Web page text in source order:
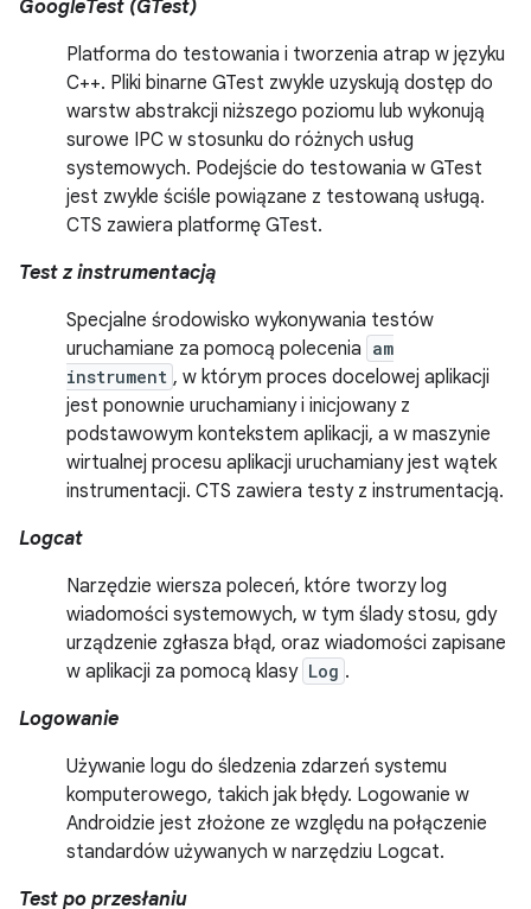
GoogleTest (GTest)
Platforma do testowania i tworzenia atrap w języku
C++. Pliki binarne GTest zwykle uzyskują dostęp do
warstw abstrakcji niższego poziomu lub wykonują
surowe IPC w stosunku do różnych usług
systemowych. Podejście do testowania w GTest
jest zwykle ściśle powiązane z testowaną usługą.
CTS zawiera platformę GTest.
Test z instrumentacją
Specjalne środowisko wykonywania testów
uruchamiane za pomocą polecenia am
instrument , w którym proces docelowej aplikacji
jest ponownie uruchamiany i inicjowany z
podstawowym kontekstem aplikacji, a w maszynie
wirtualnej procesu aplikacji uruchamiany jest wątek
instrumentacji. CTS zawiera testy z instrumentacją.
Logcat
Narzędzie wiersza poleceń, które tworzy log
wiadomości systemowych, w tym ślady stosu, gdy
urządzenie zgłasza błąd, oraz wiadomości zapisane
w aplikacji za pomocą klasy Log .
Logowanie
Używanie logu do śledzenia zdarzeń systemu
komputerowego, takich jak błędy. Logowanie w
Androidzie jest złożone ze względu na połączenie
standardów używanych w narzędziu Logcat.
Test po przesłaniu